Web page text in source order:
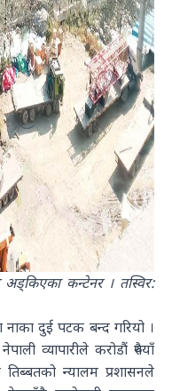
कन्टेनर । तस्विर:
नाका दुई पटक बन्द गरियो ।
व्यापारीले करोडौं रुपैयाँ
न्यालम प्रशासनले